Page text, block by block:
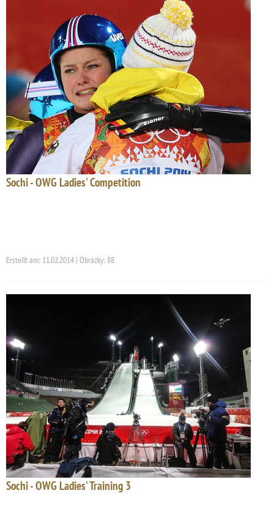
Sochi - OWG Ladies' Competition
Erstellt am: 11.02.2014 | Obrázky: 88
Sochi - OWG Ladies' Training 3